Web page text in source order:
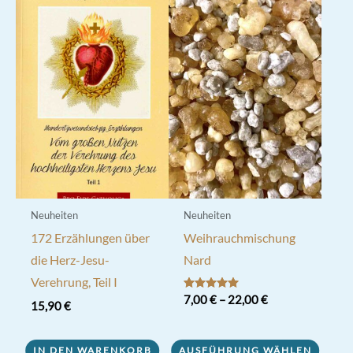
Neuheiten
172 Erzählungen über
die Herz-Jesu-
Verehrung, Teil I
15,90€
IN DEN WARENKORB
Neuheiten
Weihrauchmischung
Nard
Bewertet mit
5.00
7,00€– 22,00€
AUSFÜHRUNG WÄHLEN
Produkt